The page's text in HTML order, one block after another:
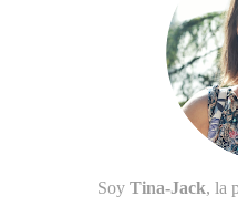
Soy Tina-Jack, la